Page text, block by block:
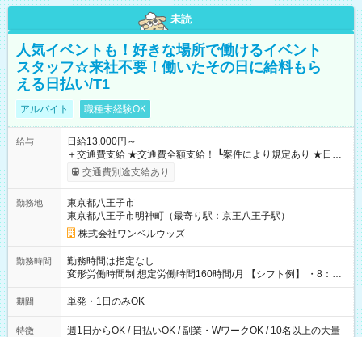
未読
人気イベントも！好きな場所で働けるイベント
スタッフ☆来社不要！働いたその日に給料もら
える日払い/T1
アルバイト 職種未経験OK
給与
日給13,000円～
＋交通費支給 ★交通費全額支給！ ┗案件により規定あり ★日払
いOK！（規定あり） ┗働いたその日に現金GET♪ お仕事後はコ
ンビニATMから 日払い分を引き落とせます！ 【試用期間】試
交通費別途支給あり
勤務地
東京都八王子市
東京都八王子市明神町（最寄り駅：京王八王子駅）
株式会社ワンベルウッズ
勤務時間
勤務時間は指定なし
変形労働時間制 想定労働時間160時間/月 【シフト例】 ・8：00
～21：00
期間 単発・1日のみOK
特徴
週1日からOK / 日払いOK / 副業・WワークOK / 10名以上の大量